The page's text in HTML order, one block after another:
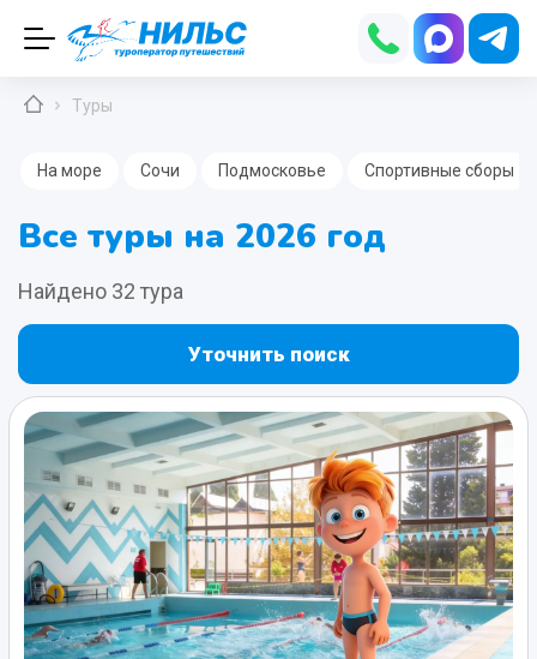
Туры
На море Сочи Подмосковье Спортивные сборы
Все туры на 2026 год
Найдено 32 тура
Уточнить поиск